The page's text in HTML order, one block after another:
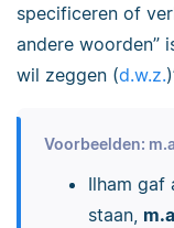
specificeren of
andere woorden”
wil zeggen (d.w.z.
Voorbeelden:
Ilham gaf
staan,